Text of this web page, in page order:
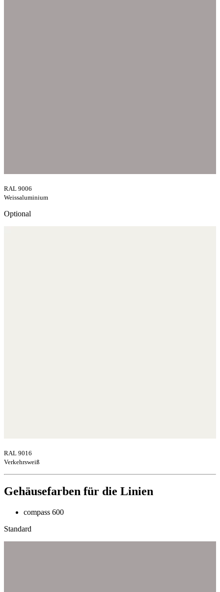
RAL 9006
Weissaluminium
Optional
RAL 9016
Verkehrsweiß
Gehäusefarben für die Linien
compass 600
Standard